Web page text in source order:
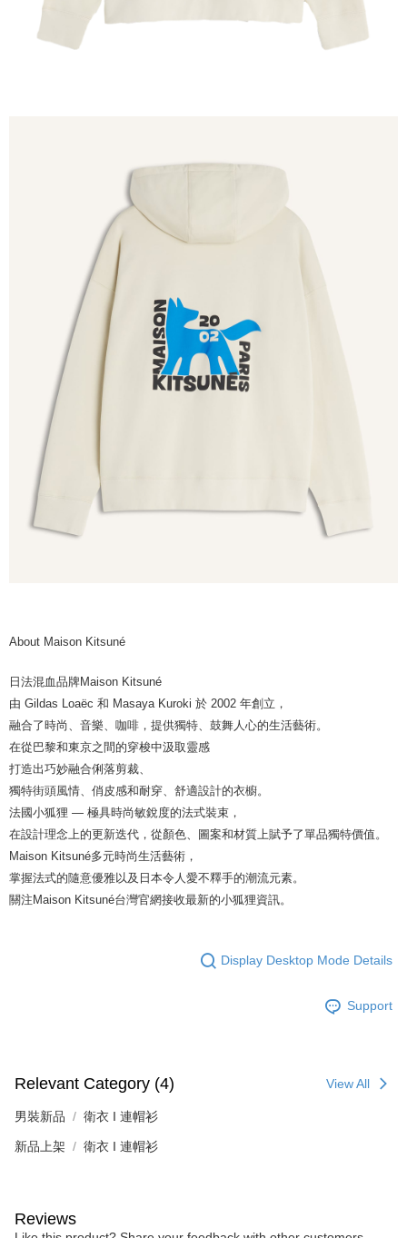
About Maison Kitsuné
日法混血品牌Maison Kitsuné
由 Gildas Loaëc 和 Masaya Kuroki 於 2002 年創立，
融合了時尚、音樂、咖啡，提供獨特、鼓舞人心的生活藝術。
在從巴黎和東京之間的穿梭中汲取靈感
打造出巧妙融合俐落剪裁、
獨特街頭風情、俏皮感和耐穿、舒適設計的衣櫥。
法國小狐狸 — 極具時尚敏銳度的法式裝束，
在設計理念上的更新迭代，從顏色、圖案和材質上賦予了單品獨特價值。
Maison Kitsuné多元時尚生活藝術，
掌握法式的隨意優雅以及日本令人愛不釋手的潮流元素。
關注Maison Kitsuné台灣官網接收最新的小狐狸資訊。
Display Desktop Mode Details
Support
Relevant Category (4) View All
男裝新品 衛衣 I 連帽衫
新品上架 衛衣 I 連帽衫
Reviews